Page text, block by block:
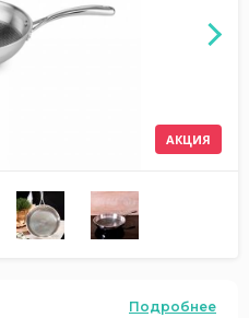
АКЦИЯ
Подробнее